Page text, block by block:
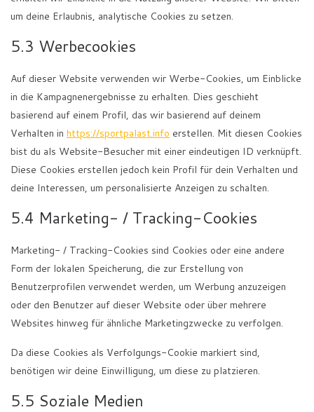
um deine Erlaubnis, analytische Cookies zu setzen.
5.3 Werbecookies
Auf dieser Website verwenden wir Werbe-Cookies, um Einblicke
in die Kampagnenergebnisse zu erhalten. Dies geschieht
basierend auf einem Profil, das wir basierend auf deinem
Verhalten in https://sportpalast.info erstellen. Mit diesen Cookies
bist du als Website-Besucher mit einer eindeutigen ID verknüpft.
Diese Cookies erstellen jedoch kein Profil für dein Verhalten und
deine Interessen, um personalisierte Anzeigen zu schalten.
5.4 Marketing- / Tracking-Cookies
Marketing- / Tracking-Cookies sind Cookies oder eine andere
Form der lokalen Speicherung, die zur Erstellung von
Benutzerprofilen verwendet werden, um Werbung anzuzeigen
oder den Benutzer auf dieser Website oder über mehrere
Websites hinweg für ähnliche Marketingzwecke zu verfolgen.
Da diese Cookies als Verfolgungs-Cookie markiert sind,
benötigen wir deine Einwilligung, um diese zu platzieren.
5.5 Soziale Medien